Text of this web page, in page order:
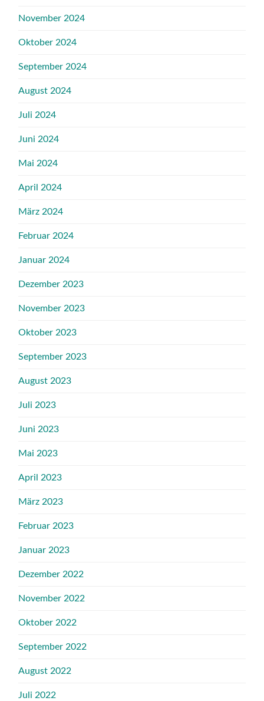
November 2024
Oktober 2024
September 2024
August 2024
Juli 2024
Juni 2024
Mai 2024
April 2024
März 2024
Februar 2024
Januar 2024
Dezember 2023
November 2023
Oktober 2023
September 2023
August 2023
Juli 2023
Juni 2023
Mai 2023
April 2023
März 2023
Februar 2023
Januar 2023
Dezember 2022
November 2022
Oktober 2022
September 2022
August 2022
Juli 2022